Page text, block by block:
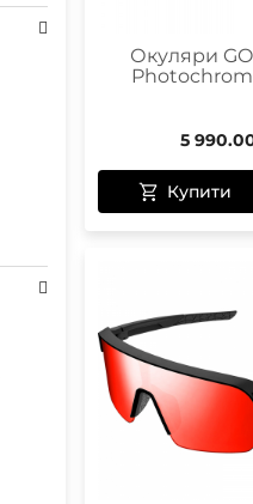
Окуляри
5
Купити